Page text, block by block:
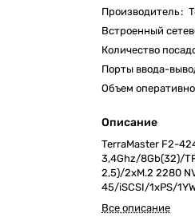
Производитель:
Встроенный
Количество
Порты ввода-
Объем
Описание
TerraMaster F2-
3,4Ghz/8Gb(32)/
2,5)/2xM.2 2280
45/iSCSI/1xPS/
Все описание